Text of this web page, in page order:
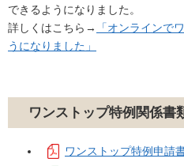
できるようになりました。
詳しくはこちら→
「オンラインで
うになりました」
ワンストップ特例関係書
ワンストップ特例申請